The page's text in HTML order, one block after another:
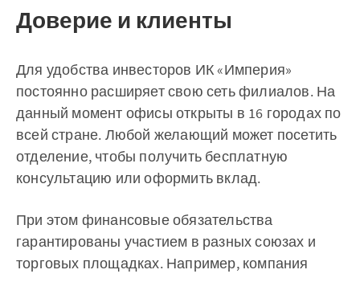
Доверие и клиенты
Для удобства инвесторов ИК «Империя»
постоянно расширяет свою сеть филиалов. На
данный момент офисы открыты в 16 городах по
всей стране. Любой желающий может посетить
отделение, чтобы получить бесплатную
консультацию или оформить вклад.
При этом финансовые обязательства
гарантированы участием в разных союзах и
торговых площадках. Например, компания